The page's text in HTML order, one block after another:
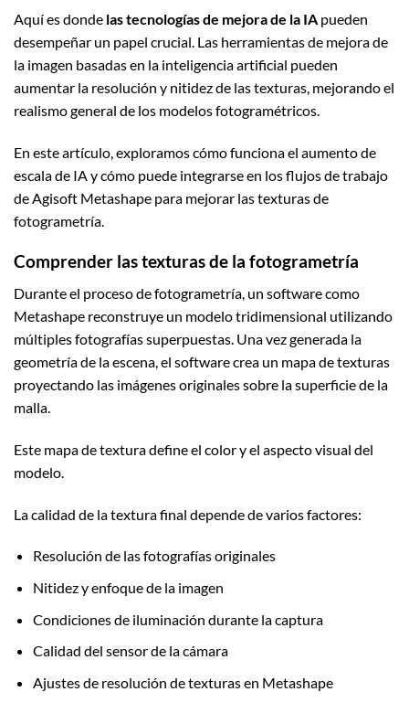
Aquí es donde las tecnologías de mejora de la IA pueden
desempeñar un papel crucial. Las herramientas de mejora de
la imagen basadas en la inteligencia artificial pueden
aumentar la resolución y nitidez de las texturas, mejorando el
realismo general de los modelos fotogramétricos.
En este artículo, exploramos cómo funciona el aumento de
escala de IA y cómo puede integrarse en los flujos de trabajo
de Agisoft Metashape para mejorar las texturas de
fotogrametría.
Comprender las texturas de la fotogrametría
Durante el proceso de fotogrametría, un software como
Metashape reconstruye un modelo tridimensional utilizando
múltiples fotografías superpuestas. Una vez generada la
geometría de la escena, el software crea un mapa de texturas
proyectando las imágenes originales sobre la superficie de la
malla.
Este mapa de textura define el color y el aspecto visual del
modelo.
La calidad de la textura final depende de varios factores:
Resolución de las fotografías originales
Nitidez y enfoque de la imagen
Condiciones de iluminación durante la captura
Calidad del sensor de la cámara
Ajustes de resolución de texturas en Metashape